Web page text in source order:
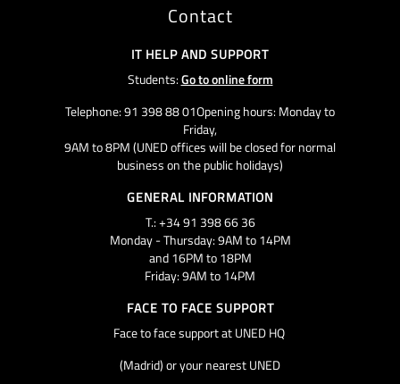
Contact
IT HELP AND SUPPORT
Students:Go to online form
Telephone: 91 398 88 01Opening hours: Monday to
Friday,
9AM to 8PM (UNED offices will be closed for normal
business on the public holidays)
GENERAL INFORMATION
T.: +34 91 398 66 36
Monday - Thursday: 9AM to 14PM
and 16PM to 18PM
Friday: 9AM to 14PM
FACE TO FACE SUPPORT
Face to face support at UNED HQ
(Madrid) or your nearest UNED